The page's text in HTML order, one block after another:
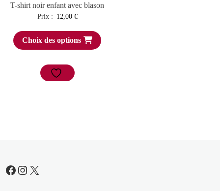
T-shirt noir enfant avec blason
Prix : 12,00 €
Choix des options
Facebook
Instagram
X